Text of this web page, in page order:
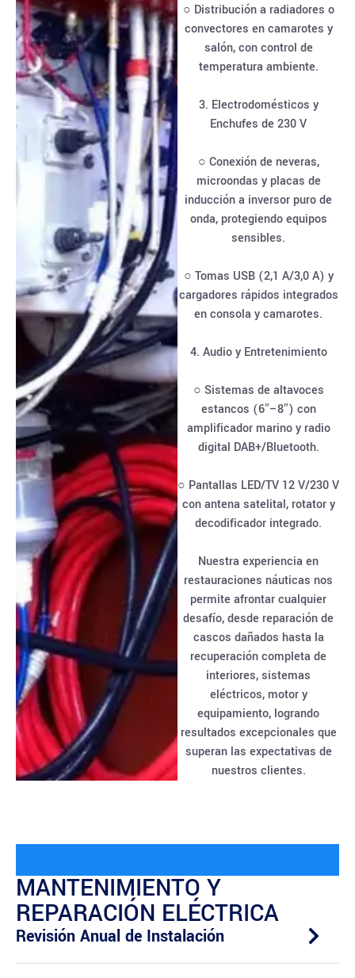
○ Distribución a radiadores o
convectores en camarotes y
salón, con control de
temperatura ambiente.
3. Electrodomésticos y
Enchufes de 230 V
○ Conexión de neveras,
microondas y placas de
inducción a inversor puro de
onda, protegiendo equipos
sensibles.
○ Tomas USB (2,1 A/3,0 A) y
cargadores rápidos integrados
en consola y camarotes.
4. Audio y Entretenimiento
○ Sistemas de altavoces
estancos (6″–8″) con
amplificador marino y radio
digital DAB+/Bluetooth.
○ Pantallas LED/TV 12 V/230 V
con antena satelital, rotator y
decodificador integrado.
Nuestra experiencia en
restauraciones náuticas nos
permite afrontar cualquier
desafío, desde reparación de
cascos dañados hasta la
recuperación completa de
interiores, sistemas
eléctricos, motor y
equipamiento, logrando
resultados excepcionales que
superan las expectativas de
nuestros clientes.
MANTENIMIENTO Y
REPARACIÓN ELÉCTRICA
Revisión Anual de Instalación